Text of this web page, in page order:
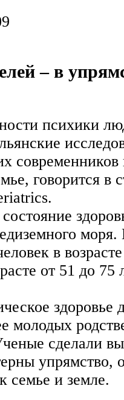
– в
психики
говорится в
моря.
в
от 51 до 75
здоровье
молодых
сделали
упрямство,
семье и земле.